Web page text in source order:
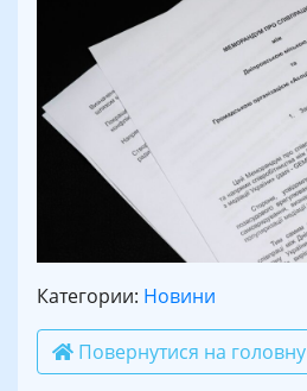
Категории: Новини
Повернутися на головну